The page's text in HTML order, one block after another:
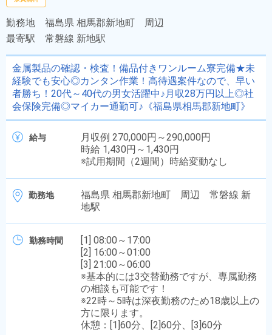
勤務地 福島県 相馬郡新地町 周辺
最寄駅 常磐線 新地駅
金属製品の確認・検査！備品付きワンルーム寮完備★未
経験でも安心◎カンタン作業！高待遇案件なので、早い
者勝ち！20代～40代の男女活躍中♪月収28万円以上◎社
会保険完備◎マイカー通勤可♪《福島県相馬郡新地町》
給与
月収例 270,000円～290,000円
時給 1,430円～1,430円
※試用期間（2週間）時給変動なし
勤務地
福島県 相馬郡新地町 周辺 常磐線 新
地駅
勤務時間
[1] 08:00～17:00
[2] 16:00～01:00
[3] 21:00～06:00
※基本的には3交替勤務ですが、専属勤務
の相談も可能です！
※22時～5時は深夜勤務のため18歳以上の
方に限ります。
休憩：[1]60分、[2]60分、[3]60分